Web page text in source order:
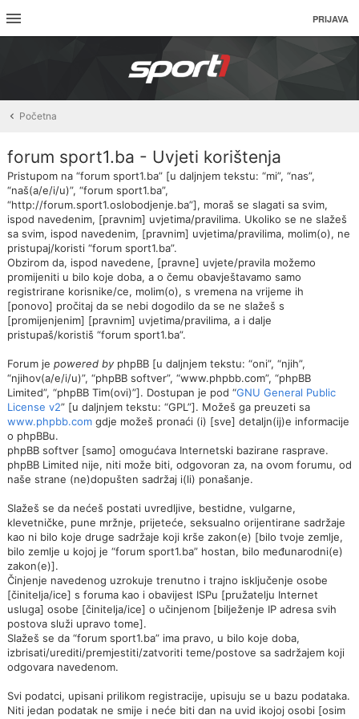
PRIJAVA
Početna
forum sport1.ba - Uvjeti korištenja
Pristupom na “forum sport1.ba” [u daljnjem tekstu: “mi”, “nas”,
“naš(a/e/i/u)”, “forum sport1.ba”,
“http://forum.sport1.oslobodjenje.ba”], moraš se slagati sa svim,
ispod navedenim, [pravnim] uvjetima/pravilima. Ukoliko se ne slažeš
sa svim, ispod navedenim, [pravnim] uvjetima/pravilima, molim(o), ne
pristupaj/koristi “forum sport1.ba”.
Obzirom da, ispod navedene, [pravne] uvjete/pravila možemo
promijeniti u bilo koje doba, a o čemu obavještavamo samo
registrirane korisnike/ce, molim(o), s vremena na vrijeme ih
[ponovo] pročitaj da se nebi dogodilo da se ne slažeš s
[promijenjenim] [pravnim] uvjetima/pravilima, a i dalje
pristupaš/koristiš “forum sport1.ba”.
Forum je powered by phpBB [u daljnjem tekstu: “oni”, “njih”,
“njihov(a/e/i/u)”, “phpBB softver”, “www.phpbb.com”, “phpBB
Limited”, “phpBB Tim(ovi)”]. Dostupan je pod “GNU General Public
License v2” [u daljnjem tekstu: “GPL”]. Možeš ga preuzeti sa
www.phpbb.com gdje možeš pronaći (i) [sve] detaljn(ij)e informacije
o phpBBu.
phpBB softver [samo] omogućava Internetski bazirane rasprave.
phpBB Limited nije, niti može biti, odgovoran za, na ovom forumu, od
naše strane (ne)dopušten sadržaj i(li) ponašanje.
Slažeš se da nećeš postati uvredljive, bestidne, vulgarne,
klevetničke, pune mržnje, prijeteće, seksualno orijentirane sadržaje
kao ni bilo koje druge sadržaje koji krše zakon(e) [bilo tvoje zemlje,
bilo zemlje u kojoj je “forum sport1.ba” hostan, bilo međunarodni(e)
zakon(e)].
Činjenje navedenog uzrokuje trenutno i trajno isključenje osobe
[činitelja/ice] s foruma kao i obavijest ISPu [pružatelju Internet
usluga] osobe [činitelja/ice] o učinjenom [bilježenje IP adresa svih
postova služi upravo tome].
Slažeš se da “forum sport1.ba” ima pravo, u bilo koje doba,
izbrisati/urediti/premjestiti/zatvoriti teme/postove sa sadržajem koji
odgovara navedenom.
Svi podatci, upisani prilikom registracije, upisuju se u bazu podataka.
Niti jedan podatak ne smije i neće biti dan na uvid ikojoj osobi [osim